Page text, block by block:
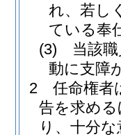
れ、若し
ている奉
(3)
当該
動に支障
2
任命権者
告を求め
り、十分